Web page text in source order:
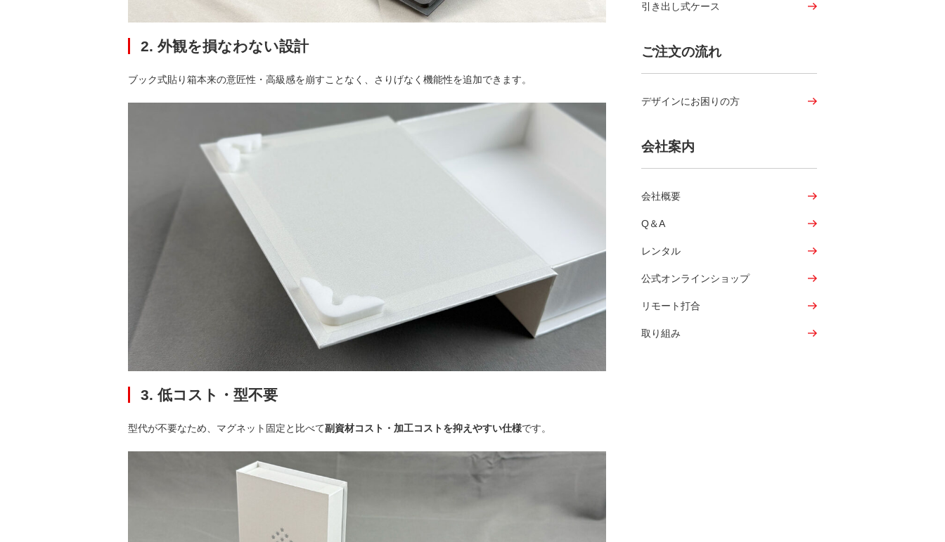
2. 外観を損なわない設計
ブック式貼り箱本来の意匠性・高級感を崩すことなく、さりげなく機能性を追加できます。
3. 低コスト・型不要
型代が不要なため、 マグネット固定と比べて副資材コスト・加工コストを抑えやすい仕様です。
引き出し式ケース
ご注文の流れ
デザインにお困りの方
会社案内
会社概要
Q＆A
レンタル
公式オンラインショップ
リモート打合
取り組み